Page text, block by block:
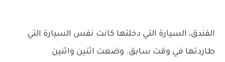
الفندق، السيارة التي دخلتها كانت نفس السيارة التي
طاردتها في وقت سابق. وضعت اثنين واثنين